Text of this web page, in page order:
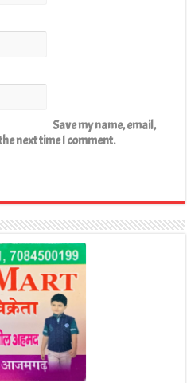
Save my name, email,
next time I comment.